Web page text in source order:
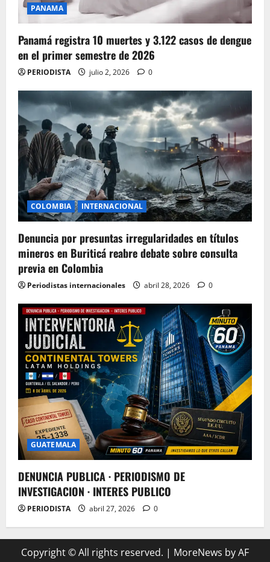
PANAMA
Panamá registra 10 muertes y 3.122 casos de dengue
en el primer semestre de 2026
PERIODISTA julio 2, 2026 0
COLOMBIA INTERNACIONAL
Denuncia por presuntas irregularidades en títulos
mineros en Buriticá reabre debate sobre consulta
previa en Colombia
Periodistas internacionales abril 28, 2026 0
GUATEMALA
DENUNCIA PUBLICA · PERIODISMO DE
INVESTIGACION · INTERES PUBLICO
PERIODISTA abril 27, 2026 0
Copyright © All rights reserved. | MoreNews by AF